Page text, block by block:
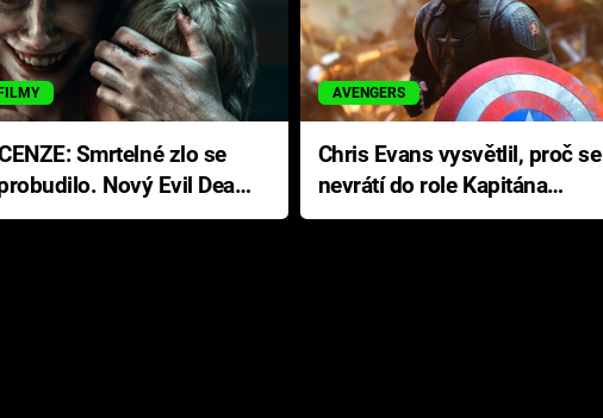
Nový Evil Dead
s neodolatelnou
AVENGERS
Chris Evans vysvětlil, proč se
nevrátí do role Kapitána
Ameriky